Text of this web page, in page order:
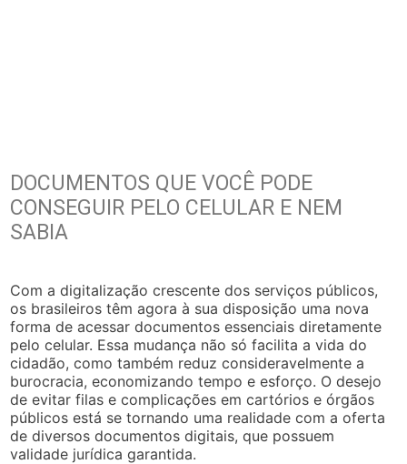
DOCUMENTOS QUE VOCÊ PODE
CONSEGUIR PELO CELULAR E NEM
SABIA
Com a digitalização crescente dos serviços públicos,
os brasileiros têm agora à sua disposição uma nova
forma de acessar documentos essenciais diretamente
pelo celular. Essa mudança não só facilita a vida do
cidadão, como também reduz consideravelmente a
burocracia, economizando tempo e esforço. O desejo
de evitar filas e complicações em cartórios e órgãos
públicos está se tornando uma realidade com a oferta
de diversos documentos digitais, que possuem
validade jurídica garantida.